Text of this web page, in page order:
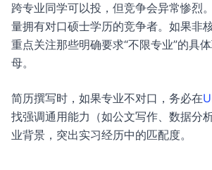
跨专业同学可以投，但竞争会异常惨烈
量拥有对口硕士学历的竞争者。如果非
重点关注那些明确要求“不限专业”的具
母。
简历撰写时，如果专业不对口，务必在
找强调通用能力（如公文写作、数据分
业背景，突出实习经历中的匹配度。